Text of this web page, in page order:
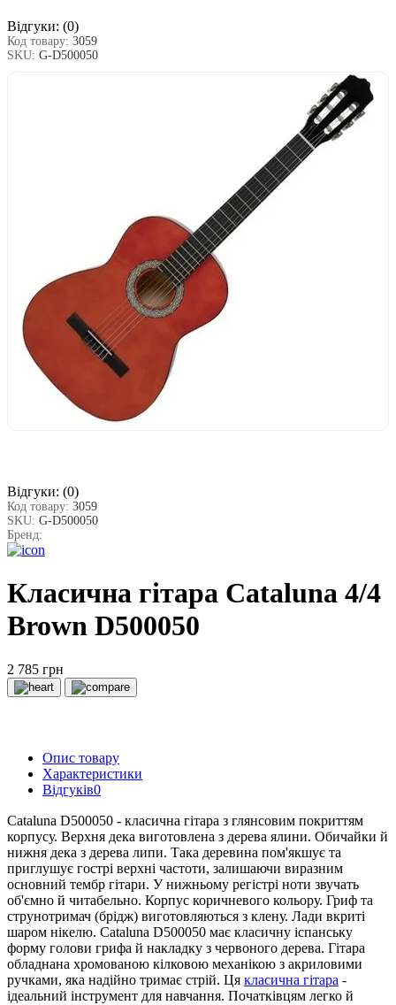
Відгуки: (0)
Код товару: 3059
SKU: G-D500050
Відгуки: (0)
Код товару: 3059
SKU: G-D500050
Бренд:
Класична гітара Cataluna 4/4
Brown D500050
2 785 грн
Опис товару
Характеристики
Відгуків0
Cataluna D500050 - класична гітара з глянсовим покриттям
корпусу. Верхня дека виготовлена з дерева ялини. Обичайки й
нижня дека з дерева липи. Така деревина пом'якшує та
приглушує гострі верхні частоти, залишаючи виразним
основний тембр гітари. У нижньому регістрі ноти звучать
об'ємно й читабельно. Корпус коричневого кольору. Гриф та
струнотримач (брідж) виготовляються з клену. Лади вкриті
шаром нікелю. Cataluna D500050 має класичну іспанську
форму голови грифа й накладку з червоного дерева. Гітара
обладнана хромованою кілковою механікою з акриловими
ручками, яка надійно тримає стрій. Ця класична гітара -
ідеальний інструмент для навчання. Початківцям легко й